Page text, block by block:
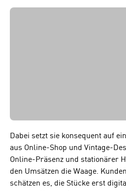
Dabei setzt sie konsequent auf
aus Online-Shop und Vintage-
Online-Präsenz und stationärer
den Umsätzen die Waage.
schätzen es, die Stücke erst